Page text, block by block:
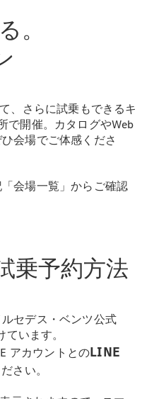
。
、さらに試乗もできるキ
で開催。カタログやWeb
会場でご体感くださ
会場一覧」からご確認
乗予約方法
セデス・ベンツ公式
います。
アカウントとのLINE
さい。